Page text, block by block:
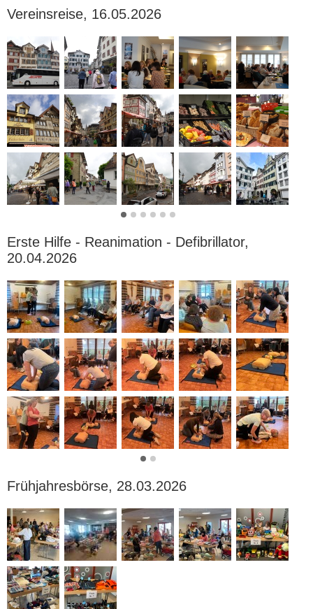
Vereinsreise, 16.05.2026
Erste Hilfe - Reanimation - Defibrillator,
20.04.2026
Frühjahresbörse, 28.03.2026